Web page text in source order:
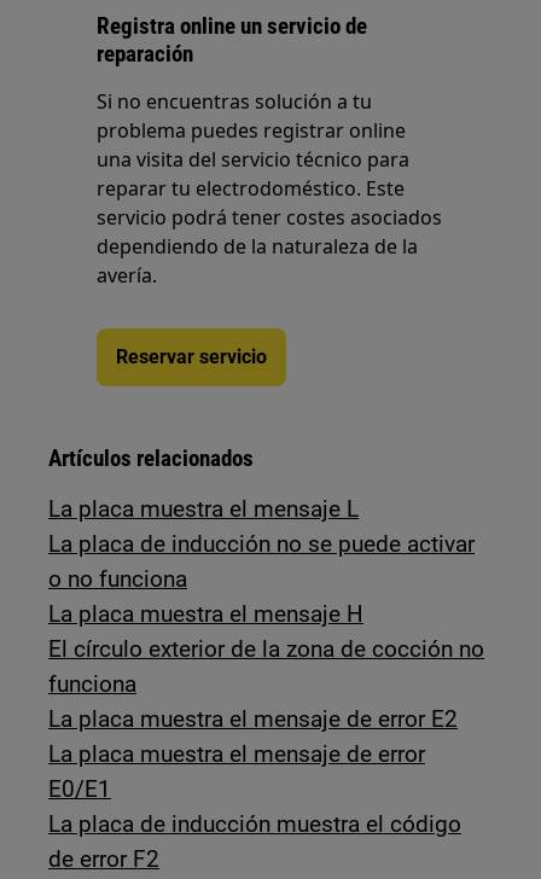
Registra online un servicio de
reparación
Si no encuentras solución a tu
problema puedes registrar online
una visita del servicio técnico para
reparar tu electrodoméstico. Este
servicio podrá tener costes asociados
dependiendo de la naturaleza de la
avería.
Reservar servicio
Artículos relacionados
La placa muestra el mensaje L
La placa de inducción no se puede activar
o no funciona
La placa muestra el mensaje H
El círculo exterior de la zona de cocción no
funciona
La placa muestra el mensaje de error E2
La placa muestra el mensaje de error
E0/E1
La placa de inducción muestra el código
de error F2